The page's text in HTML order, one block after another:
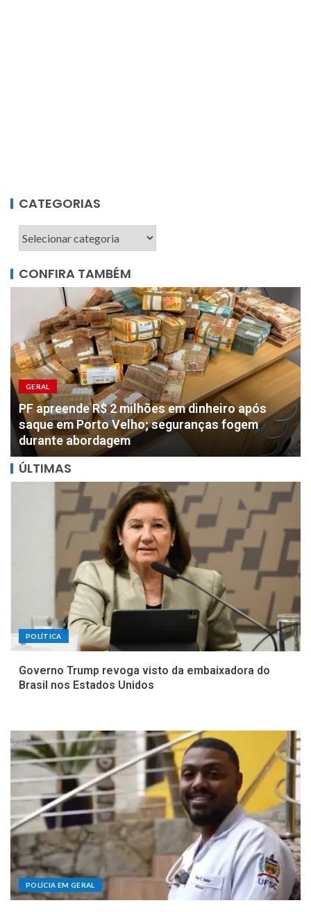
CATEGORIAS
CONFIRA TAMBÉM
GERAL
PF apreende R$ 2 milhões em dinheiro após
saque em Porto Velho; seguranças fogem
durante abordagem
ÚLTIMAS
POLÍTICA
Governo Trump revoga visto da embaixadora do
Brasil nos Estados Unidos
POLÍCIA EM GERAL